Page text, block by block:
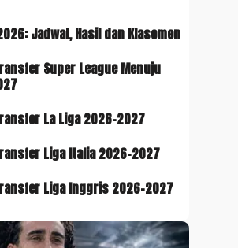
Jadwal, Hasil dan Klasemen
Super League Menuju
La Liga 2026-2027
Liga Italia 2026-2027
Liga Inggris 2026-2027